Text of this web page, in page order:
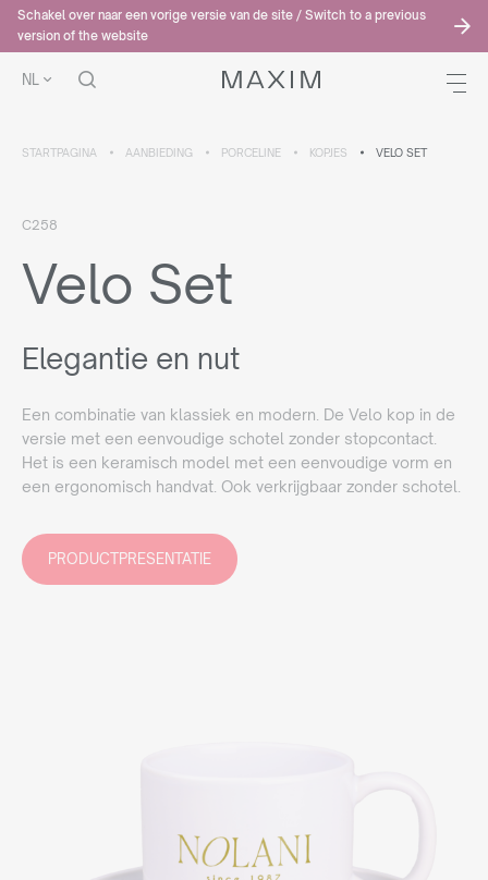
Schakel over naar een vorige versie van de site / Switch to a previous
version of the website
NL
STARTPAGINA AANBIEDING PORCELINE KOPJES VELO SET
C258
Velo Set
Elegantie en nut
Een combinatie van klassiek en modern. De Velo kop in de
versie met een eenvoudige schotel zonder stopcontact.
Het is een keramisch model met een eenvoudige vorm en
een ergonomisch handvat. Ook verkrijgbaar zonder schotel.
PRODUCTPRESENTATIE